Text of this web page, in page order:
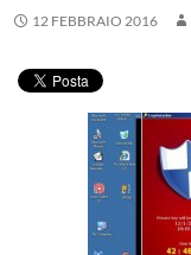
12 FEBBRAIO 2016